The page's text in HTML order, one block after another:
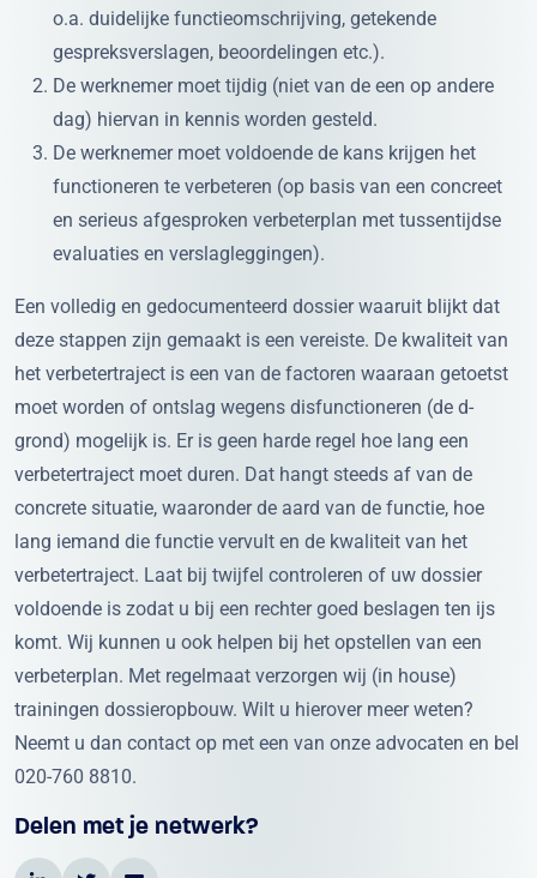
o.a. duidelijke functieomschrijving, getekende
gespreksverslagen, beoordelingen etc.).
De werknemer moet tijdig (niet van de een op andere
dag) hiervan in kennis worden gesteld.
De werknemer moet voldoende de kans krijgen het
functioneren te verbeteren (op basis van een concreet
en serieus afgesproken verbeterplan met tussentijdse
evaluaties en verslagleggingen).
Een volledig en gedocumenteerd dossier waaruit blijkt dat
deze stappen zijn gemaakt is een vereiste. De kwaliteit van
het verbetertraject is een van de factoren waaraan getoetst
moet worden of ontslag wegens disfunctioneren (de d-
grond) mogelijk is. Er is geen harde regel hoe lang een
verbetertraject moet duren. Dat hangt steeds af van de
concrete situatie, waaronder de aard van de functie, hoe
lang iemand die functie vervult en de kwaliteit van het
verbetertraject. Laat bij twijfel controleren of uw dossier
voldoende is zodat u bij een rechter goed beslagen ten ijs
komt. Wij kunnen u ook helpen bij het opstellen van een
verbeterplan. Met regelmaat verzorgen wij (in house)
trainingen dossieropbouw. Wilt u hierover meer weten?
Neemt u dan contact op met een van onze advocaten en bel
020-760 8810.
Delen met je netwerk?